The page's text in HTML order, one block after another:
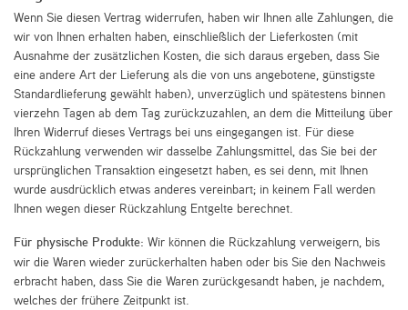
Wenn Sie diesen Vertrag widerrufen, haben wir Ihnen alle Zahlungen, die
wir von Ihnen erhalten haben, einschließlich der Lieferkosten (mit
Ausnahme der zusätzlichen Kosten, die sich daraus ergeben, dass Sie
eine andere Art der Lieferung als die von uns angebotene, günstigste
Standardlieferung gewählt haben), unverzüglich und spätestens binnen
vierzehn Tagen ab dem Tag zurückzuzahlen, an dem die Mitteilung über
Ihren Widerruf dieses Vertrags bei uns eingegangen ist. Für diese
Rückzahlung verwenden wir dasselbe Zahlungsmittel, das Sie bei der
ursprünglichen Transaktion eingesetzt haben, es sei denn, mit Ihnen
wurde ausdrücklich etwas anderes vereinbart; in keinem Fall werden
Ihnen wegen dieser Rückzahlung Entgelte berechnet.
Für physische Produkte: Wir können die Rückzahlung verweigern, bis
wir die Waren wieder zurückerhalten haben oder bis Sie den Nachweis
erbracht haben, dass Sie die Waren zurückgesandt haben, je nachdem,
welches der frühere Zeitpunkt ist.